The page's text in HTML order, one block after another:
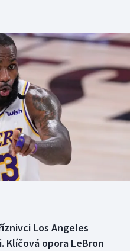
Los Angeles
Klíčová opora LeBron